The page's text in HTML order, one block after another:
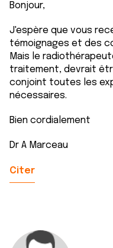
Bonjour,
J'espère que vous
témoignages et des
Mais le
traitement, devrait
conjoint toutes les
nécessaires.
Bien cordialement
Dr A Marceau
Citer